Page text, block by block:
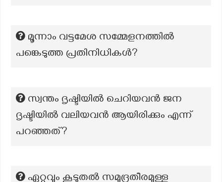
മൂന്നാം വട്ടമേശ സമ്മേളനത്തിൽ
പങ്കെടുത്ത പ്രതിനിധികൾ?
സ്വന്തം ദൃഷ്ടിയിൽ ചെറിയവൻ ജന
ദൃഷ്ടിയിൽ വലിയവൻ ആയിരിക്കും എന്ന്
പറഞ്ഞത്?
ഏറ്റവും കൂടുതൽ സമുദ്രതീരമുള്ള